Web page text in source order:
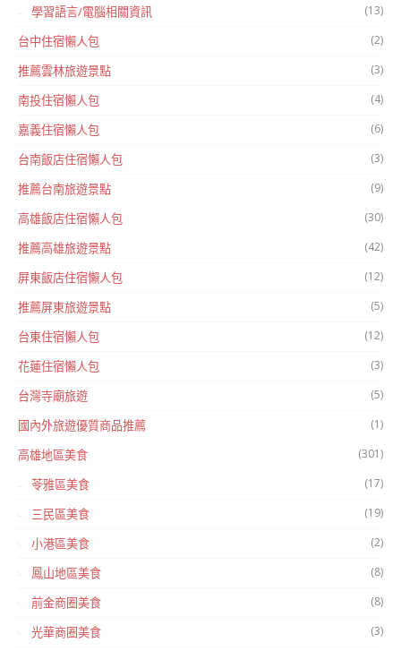
學習語言/電腦相關資訊 (13)
台中住宿懶人包 (2)
推薦雲林旅遊景點 (3)
南投住宿懶人包 (4)
嘉義住宿懶人包 (6)
台南飯店住宿懶人包 (3)
推薦台南旅遊景點 (9)
高雄飯店住宿懶人包 (30)
推薦高雄旅遊景點 (42)
屏東飯店住宿懶人包 (12)
推薦屏東旅遊景點 (5)
台東住宿懶人包 (12)
花蓮住宿懶人包 (3)
台灣寺廟旅遊 (5)
國內外旅遊優質商品推薦 (1)
高雄地區美食 (301)
苓雅區美食 (17)
三民區美食 (19)
小港區美食 (2)
鳳山地區美食 (8)
前金商圈美食 (8)
光華商圈美食 (3)